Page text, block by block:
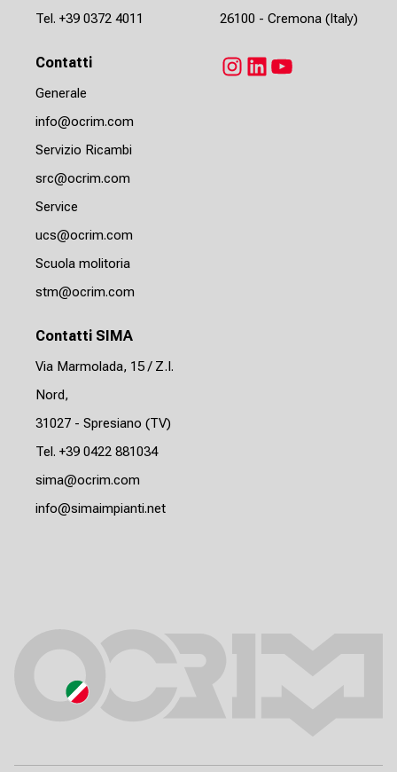
Instagram
LinkedIn
YouTube
Tel. +39 0372 4011
26100 - Cremona (Italy)
Contatti
Generale
info@ocrim.com
Servizio Ricambi
src@ocrim.com
Service
ucs@ocrim.com
Scuola molitoria
stm@ocrim.com
Contatti SIMA
Via Marmolada, 15 / Z.I.
Nord,
31027 - Spresiano (TV)
Tel. +39 0422 881034
sima@ocrim.com
info@simaimpianti.net